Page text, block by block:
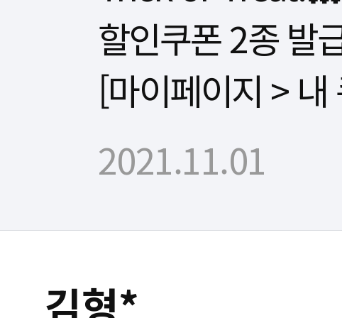
할인쿠폰 2종 발
[마이페이지 >
2021.11.01
김형*